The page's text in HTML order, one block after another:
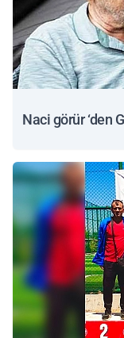
Naci görür ‘den